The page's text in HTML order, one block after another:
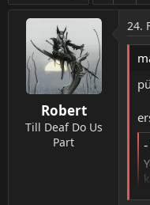
t
e
r
t
Robert
Till Deaf Do Us
Part
24.